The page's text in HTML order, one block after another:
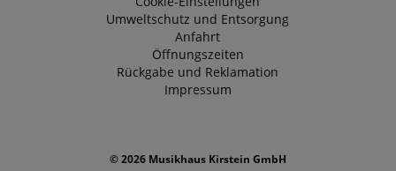
Umweltschutz und Entsorgung
Anfahrt
Öffnungszeiten
Rückgabe und Reklamation
Impressum
© 2026 Musikhaus Kirstein GmbH